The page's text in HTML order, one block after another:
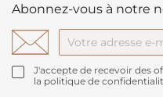
Abonnez-vous à notre
J'accepte de recevoir des
la politique de